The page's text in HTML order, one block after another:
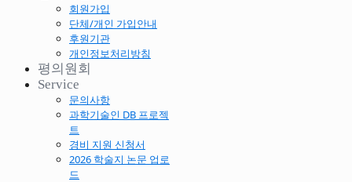
회원가입
단체/개인 가입안내
후원기관
개인정보처리방침
평의원회
Service
문의사항
과학기술인 DB 프로젝
트
경비 지원 신청서
2026 학술지 논문 업로
드